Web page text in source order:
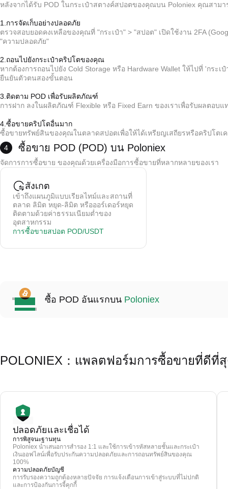
*คำเตือน:
การชำระเงินบัตรเครดิตได้รับการจัดการโดยฝ่ายที่สาม Poloniex ไม่ได้จัดเก็บข้อมูลการ์
ค่าธรรมเนียมการซื้อขาย 0.5-1.5% (ขึ้นอยู่กับผู้ให้บริการ)
คริปโตถูกเครดิตไปยังกระเป๋าเงินสปอตของคุณทันทีหลังจากการซื้อ
*คำเตือน:
ไม่มีค่าธรรมเนียมขั้นกลาง; ผู้ขายตั้งราคา.
การป้องกัน escrow ช่วยให้มั่นใจในการชำระเงินและการปล่อยตัวสำหรับทั้งสองฝ่าย
ไม่มีค่าธรรมเนียมขั้นกลาง; ผู้ขายตั้งราคา.
การป้องกัน escrow ช่วยให้มั่นใจในการชำระเงินและการปล่อยตัวสำหรับทั้งสองฝ่าย
การชำระเงินมักจะใช้เวลา 15 นาทีถึง 2 ชั่วโมง (ขึ้นอยู่กับวิธีการชำระเงิน)
หลังจากได้รับ POD ในกระเป๋าสตางค์สปอตของคุณบน Poloniex คุณสามา
1.การจัดเก็บอย่างปลอดภัย
ตรวจสอบยอดคงเหลือของคุณที่ "กระเป๋า" > "สปอต" เปิดใช้งาน 2FA
"ความปลอดภัย"
2.ถอนไปยังกระเป๋าคริปโตของคุณ
หากต้องการถอนไปยัง Cold Storage หรือ Hardware Wallet ให้ไปที่ 'กร
ยืนยันตัวตนสองขั้นตอน
3.ติดตาม POD เพื่อรับผลิตภัณฑ์
การฝาก ลงในผลิตภัณฑ์ Flexible หรือ Fixed Earn ของเราเพื่อรับผลตอบ
4.ซื้อขายคริปโตอื่นมาก
ซื้อขายทรัพย์สินของคุณในตลาดสปอตเพื่อให้ได้เหรียญเสถียรหรือคริปโตเ
4
ซื้อขาย POD (POD) บน Poloniex
จัดการการซื้อขาย ของคุณด้วยเครื่องมือการซื้อขายที่หลากหลายของเรา
สังเกต
เข้าถึงแผนภูมิแบบเรียลไทม์และสถานที่
ตลาด ลิมิต หยุด-ลิมิต หรือออร์เดอร์หยุด
ติดตามด้วยค่าธรรมเนียมต่ำของ
อุตสาหกรรม
การซื้อขายสปอต POD/USDT
ซื้อ POD อันแรกบน Poloniex
POLONIEX：แพลตฟอร์มการซื้อขายที่ดีที่
ปลอดภัยและเชื่อได้
การพิสูจนะฐานทุน
Poloniex นำเสนอการสำรอง 1:1 และใช้การเข้ารหัสหลายชั้นและกระเป๋า
เงินออฟไลน์เพื่อรับประกันความปลอดภัยและการถอนทรัพย์สินของคุณ
100%
ความปลอดภัยบัญชี
การรับรองความถูกต้องหลายปัจจัย การแจ้งเตือนการเข้าสู่ระบบที่ไม่ปกติ
และการป้องกันการจี้คุกกี้